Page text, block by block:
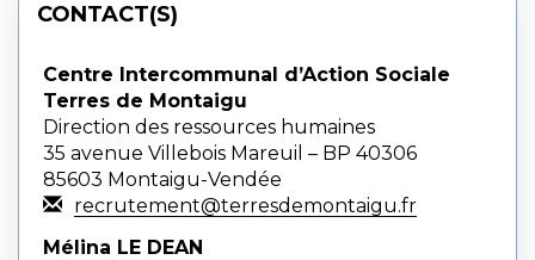
CONTACT(S)
Centre Intercommunal d’Action Sociale
Terres de Montaigu
Direction des ressources humaines
35 avenue Villebois Mareuil – BP 40306
85603 Montaigu-Vendée
recrutement@terresdemontaigu.fr
Mélina LE DEAN